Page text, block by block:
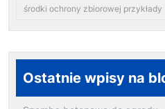
środki ochrony zbiorowej przykłady
Ostatnie wpisy na